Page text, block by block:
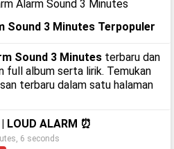
Alarm Sound 3 Minutes
Sound 3 Minutes Terpopuler
Sound 3 Minutes terbaru dan
full album serta lirik. Temukan
terbaru dalam satu halaman
LOUD ALARM ⏰
6 seconds